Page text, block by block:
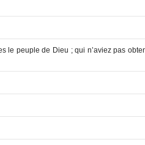
le peuple de Dieu ; qui n’aviez pas